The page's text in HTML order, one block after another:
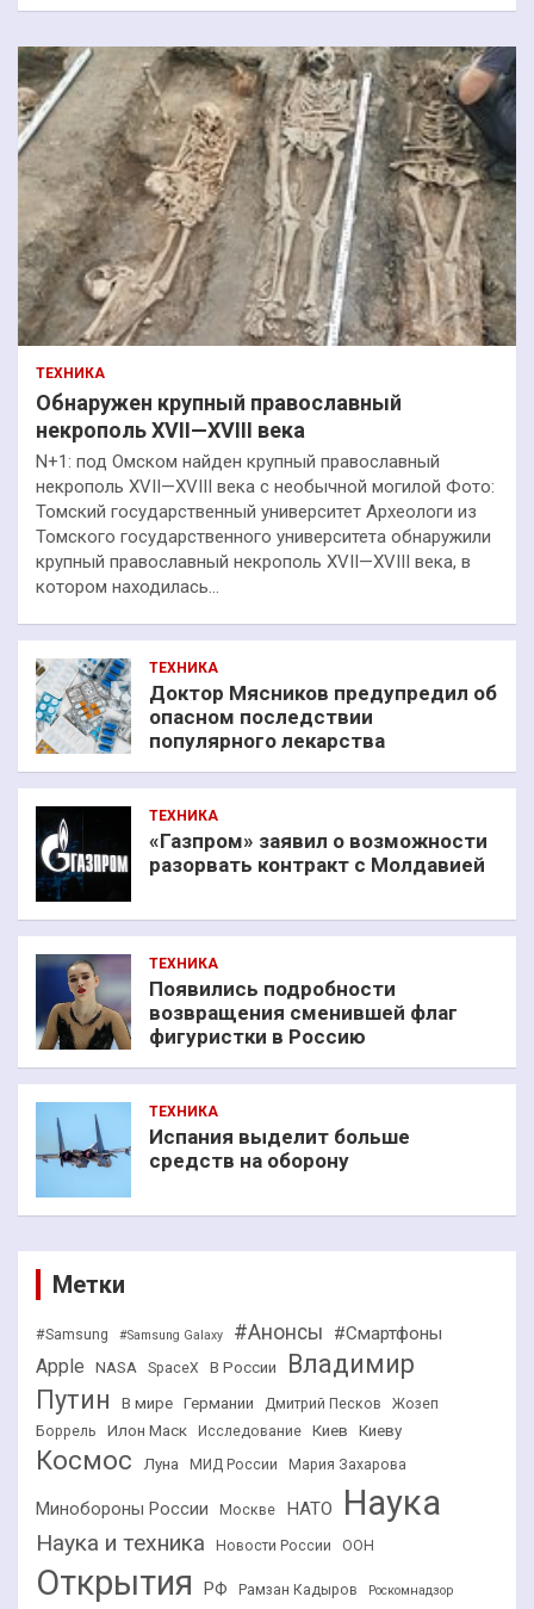
ТЕХНИКА
Обнаружен крупный православный
некрополь XVII—XVIII века
N+1: под Омском найден крупный православный
некрополь XVII—XVIII века с необычной могилой Фото:
Томский государственный университет Археологи из
Томского государственного университета обнаружили
крупный православный некрополь XVII—XVIII века, в
котором находилась…
ТЕХНИКА
Доктор Мясников предупредил об
опасном последствии
популярного лекарства
ТЕХНИКА
«Газпром» заявил о возможности
разорвать контракт с Молдавией
ТЕХНИКА
Появились подробности
возвращения сменившей флаг
фигуристки в Россию
ТЕХНИКА
Испания выделит больше
средств на оборону
Метки
#Samsung #Samsung Galaxy #Анонсы #Смартфоны
Apple NASA SpaceX В России
Владимир
Путин
В мире Германии Дмитрий Песков
Жозеп
Боррель
Илон Маск Исследование Киев Киеву
Космос Луна МИД России Мария Захарова
Минобороны России Москве НАТО Наука
Наука и техника Новости России ООН
Открытия РФ Рамзан Кадыров Роскомнадзор